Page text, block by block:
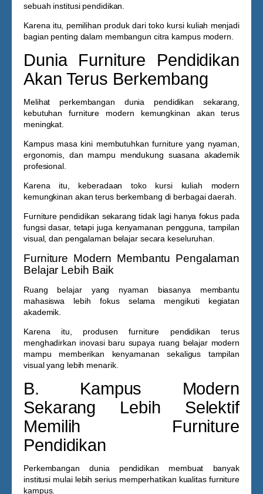
sebuah institusi pendidikan.
Karena itu, pemilihan produk daritoko kursi kuliah menjadi
bagian penting dalam membangun citra kampus modern.
Dunia Furniture Pendidikan
Akan Terus Berkembang
Melihat perkembangan dunia pendidikan sekarang,
kebutuhan furniture modern kemungkinan akan terus
meningkat.
Kampus masa kini membutuhkan furniture yang nyaman,
ergonomis, dan mampu mendukung suasana akademik
profesional.
Karena itu, keberadaantoko kursi kuliah modern
kemungkinan akan terus berkembang di berbagai daerah.
Furniture pendidikan sekarang tidak lagi hanya fokus pada
fungsi dasar, tetapi juga kenyamanan pengguna, tampilan
visual, dan pengalaman belajar secara keseluruhan.
Furniture Modern Membantu Pengalaman
Belajar Lebih Baik
Ruang belajar yang nyaman biasanya membantu
mahasiswa lebih fokus selama mengikuti kegiatan
akademik.
Karena itu, produsen furniture pendidikan terus
menghadirkan inovasi baru supaya ruang belajar modern
mampu memberikan kenyamanan sekaligus tampilan
visual yang lebih menarik.
B. Kampus Modern
Sekarang Lebih Selektif
Memilih Furniture
Pendidikan
Perkembangan dunia pendidikan membuat banyak
institusi mulai lebih serius memperhatikan kualitas furniture
kampus.